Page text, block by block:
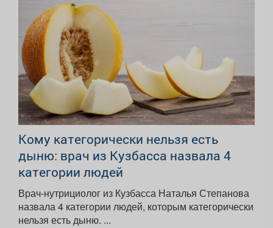
Кому категорически нельзя есть
дыню: врач из Кузбасса назвала 4
категории людей
Врач-нутрициолог из Кузбасса Наталья Степанова
назвала 4 категории людей, которым категорически
нельзя есть дыню. ...